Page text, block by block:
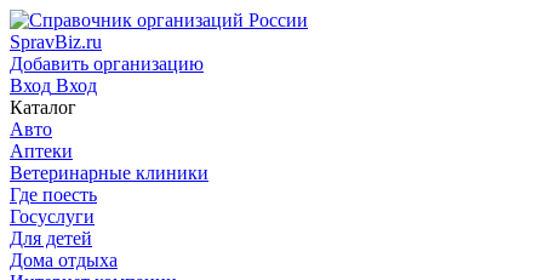
SpravBiz.ru
Добавить организацию
Вход Вход
Каталог
Авто
Аптеки
Ветеринарные клиники
Где поесть
Госуслуги
Для детей
Дома отдыха